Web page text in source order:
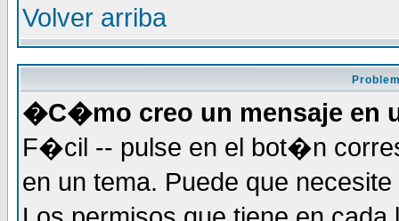
Volver arriba
�C�mo creo un mensaje en
F�cil -- pulse en el bot�n
en un tema. Puede que